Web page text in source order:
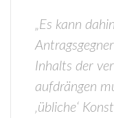
„Es kann
Inhalts der
aufdrängen
‚übliche‘